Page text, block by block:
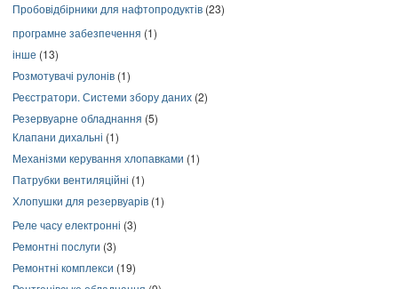
Пробовідбірники для нафтопродуктів (23)
програмне забезпечення (1)
інше (13)
Розмотувачі рулонів (1)
Реєстратори. Системи збору даних (2)
Резервуарне обладнання (5)
Клапани дихальні (1)
Механізми керування хлопавками (1)
Патрубки вентиляційні (1)
Хлопушки для резервуарів (1)
Реле часу електронні (3)
Ремонтні послуги (3)
Ремонтні комплекси (19)